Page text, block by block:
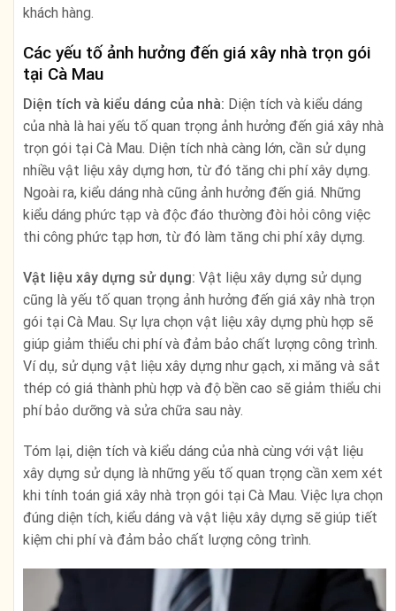
khách hàng.
Các yếu tố ảnh hưởng đến giá xây nhà trọn gói
tại Cà Mau
Diện tích và kiểu dáng của nhà: Diện tích và kiểu dáng
của nhà là hai yếu tố quan trọng ảnh hưởng đến giá xây nhà
trọn gói tại Cà Mau. Diện tích nhà càng lớn, cần sử dụng
nhiều vật liệu xây dựng hơn, từ đó tăng chi phí xây dựng.
Ngoài ra, kiểu dáng nhà cũng ảnh hưởng đến giá. Những
kiểu dáng phức tạp và độc đáo thường đòi hỏi công việc
thi công phức tạp hơn, từ đó làm tăng chi phí xây dựng.
Vật liệu xây dựng sử dụng: Vật liệu xây dựng sử dụng
cũng là yếu tố quan trọng ảnh hưởng đến giá xây nhà trọn
gói tại Cà Mau. Sự lựa chọn vật liệu xây dựng phù hợp sẽ
giúp giảm thiểu chi phí và đảm bảo chất lượng công trình.
Ví dụ, sử dụng vật liệu xây dựng như gạch, xi măng và sắt
thép có giá thành phù hợp và độ bền cao sẽ giảm thiểu chi
phí bảo dưỡng và sửa chữa sau này.
Tóm lại, diện tích và kiểu dáng của nhà cùng với vật liệu
xây dựng sử dụng là những yếu tố quan trọng cần xem xét
khi tính toán giá xây nhà trọn gói tại Cà Mau. Việc lựa chọn
đúng diện tích, kiểu dáng và vật liệu xây dựng sẽ giúp tiết
kiệm chi phí và đảm bảo chất lượng công trình.